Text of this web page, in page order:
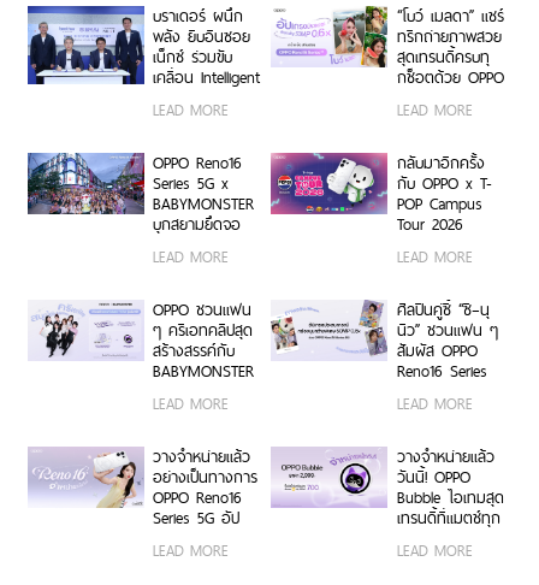
บราเดอร์ ผนึก
พลัง ยิบอินซอย
เน็กซ์ ร่วมขับ
เคลื่อน Intelligent
Transformation
Platform ยก
ระดับการจัดการ
ข้อมูลสู่ยุค
Digital-First
Enterprise
LEAD MORE
“โบว์ เมลดา” แชร์
ทริกถ่ายภาพสวย
สุดเทรนดี้ครบทุ
กช็อตด้วย OPPO
5G
LEAD MORE
OPPO Reno16
Series 5G x
BABYMONSTER
บุกสยามยึดจอ
บันดาลใจให้ทุก
เองได้เต็มที่ ผ่าน
OPPO K-POP
Star Random
Dance พร้อม
คลูซีฟ
LEAD MORE
กลับมาอีกครั้ง
กับ OPPO x T-
POP Campus
Tour 2026
สนุก บุก 6 รั้ว
ประเทศ ชวนเหล่า
นักศึกษา มา
Make Your
Moment กับ
Series 5G เร็ว ๆ
LEAD MORE
OPPO ชวนแฟน
ๆ ครีเอทคลิปสุด
สร้างสรรค์กับ
BABYMONSTER
คอนเสิร์ตโซน VIP
Edition Gift Box
สุดเอ็กซ์คลูซีฟ
ร่วมสนุกได้ตั้งแต่
6 ก.ค. – 17 ส.ค.
LEAD MORE
ศิลปินคู่ซี้ “ซี–นุ
นิว” ชวนแฟน ๆ
สัมผัส OPPO
Reno16 Series
Unbox พร้อม
กล้องมุมกว้าง
พิเศษ 50MP
0.6x เก็บทุก
โมเมนต์ โดดเด่น
LEAD MORE
วางจำหน่ายแล้ว
อย่างเป็นทางการ
OPPO Reno16
Series 5G อัป
กว้างพิเศษ
LEAD MORE
วางจำหน่ายแล้ว
วันนี้! OPPO
Bubble ไอเทมสุด
เทรนดี้ที่แมตช์ทุก
คุณสมบัติเด่น ใช้
LEAD MORE